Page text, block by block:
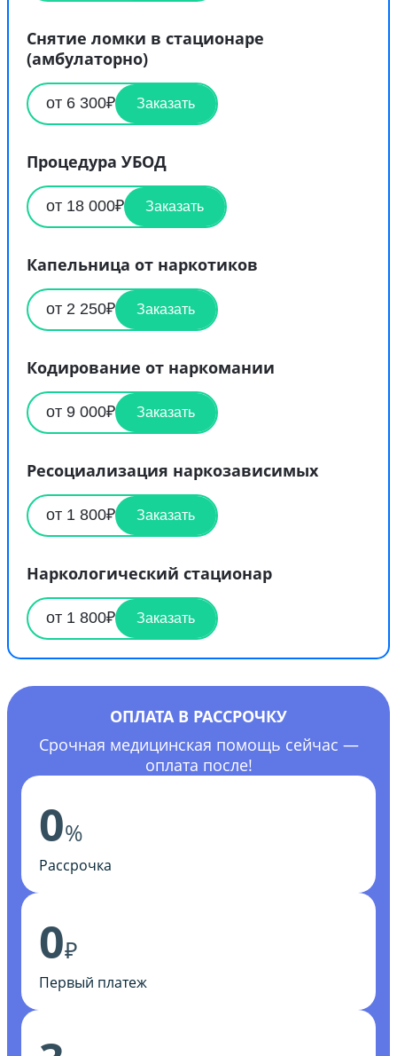
Снятие ломки в стационаре
(амбулаторно)
от 6 300₽ Заказать
Процедура УБОД
от 18 000₽ Заказать
Капельница от наркотиков
от 2 250₽ Заказать
Кодирование от наркомании
от 9 000₽ Заказать
Ресоциализация наркозависимых
от 1 800₽ Заказать
Наркологический стационар
от 1 800₽ Заказать
ОПЛАТА В РАССРОЧКУ
Срочная медицинская помощь сейчас —
оплата после!
0%
Рассрочка
0₽
Первый платеж